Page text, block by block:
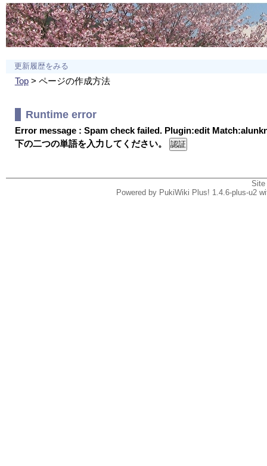
更新履歴をみる
Top> ページの作成方法
Runtime error
Error message : Spam check failed. Plugin:edit
下の二つの単語を入力してください。
Powered by PukiWiki Plus! 1.4.6-plus-u2